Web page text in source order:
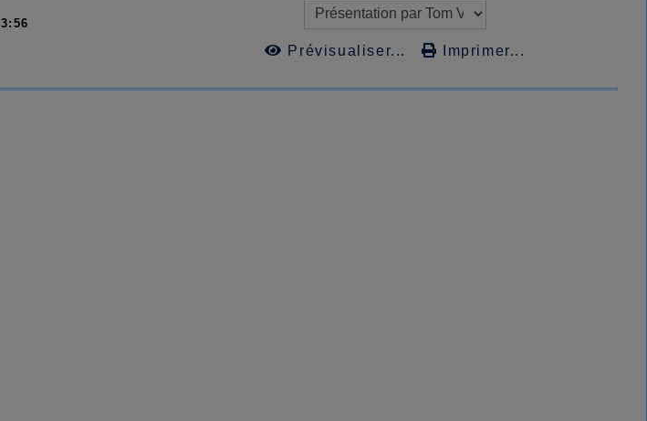
Prévisualiser... Imprimer...